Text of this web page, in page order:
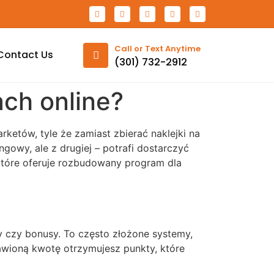
Us Call or Text Anytime
(301) 732-2912
online?
tyle że zamiast zbierać naklejki na
ale z drugiej – potrafi dostarczyć
oferuje rozbudowany program dla
bonusy. To często złożone systemy,
kwotę otrzymujesz punkty, które